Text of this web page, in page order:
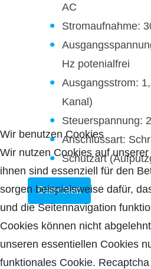
AC
Stromaufnahme:
Hz potenialfrei
Ausgangsstrom:
Kanal)
Steuerspannung:
Anschlussart:
Schutzart
Datenblatt
Wir benutzen Cookies
Wir nutzen Cookies auf
ihnen sind essenziell für den
sorgen beispielsweise dafür,
und die Seitennavigation
Cookies können nicht
unseren essentiellen Cookies
funktionales Cookie.